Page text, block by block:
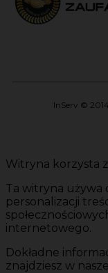
InServ ©
Witryna korzysta
Ta witryna używa
personalizacji
internetowego.
Dokładne
znajdziesz w